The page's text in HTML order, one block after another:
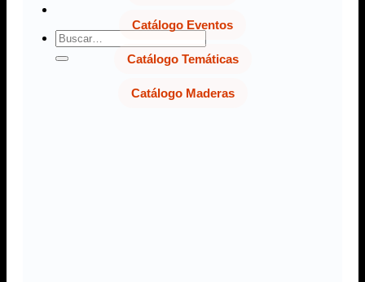
Buscar
por:
Catálogo Eventos
Catálogo Temáticas
Catálogo Maderas